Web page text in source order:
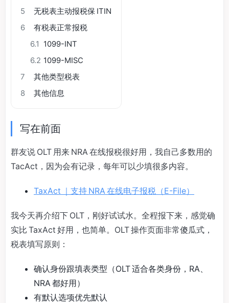
5
无税表主动报税保 ITIN
6
有税表正常报税
6.1
1099-INT
6.2 1099-MISC
7
其他类型税表
8
其他信息
写在前面
群友说 OLT 用来 NRA 在线报税很好用，我自己多数用的
TacAct，因为会有记录，每年可以少填很多内容。
TaxAct ｜支持 NRA 在线电子报税（E-File）
我今天再介绍下 OLT，刚好试试水。全程报下来，感觉确
实比 TaxAct 好用，也简单。OLT 操作页面非常傻瓜式，
税表填写原则：
确认身份跟填表类型（OLT 适合各类身份，RA、
NRA 都好用）
有默认选项优先默认